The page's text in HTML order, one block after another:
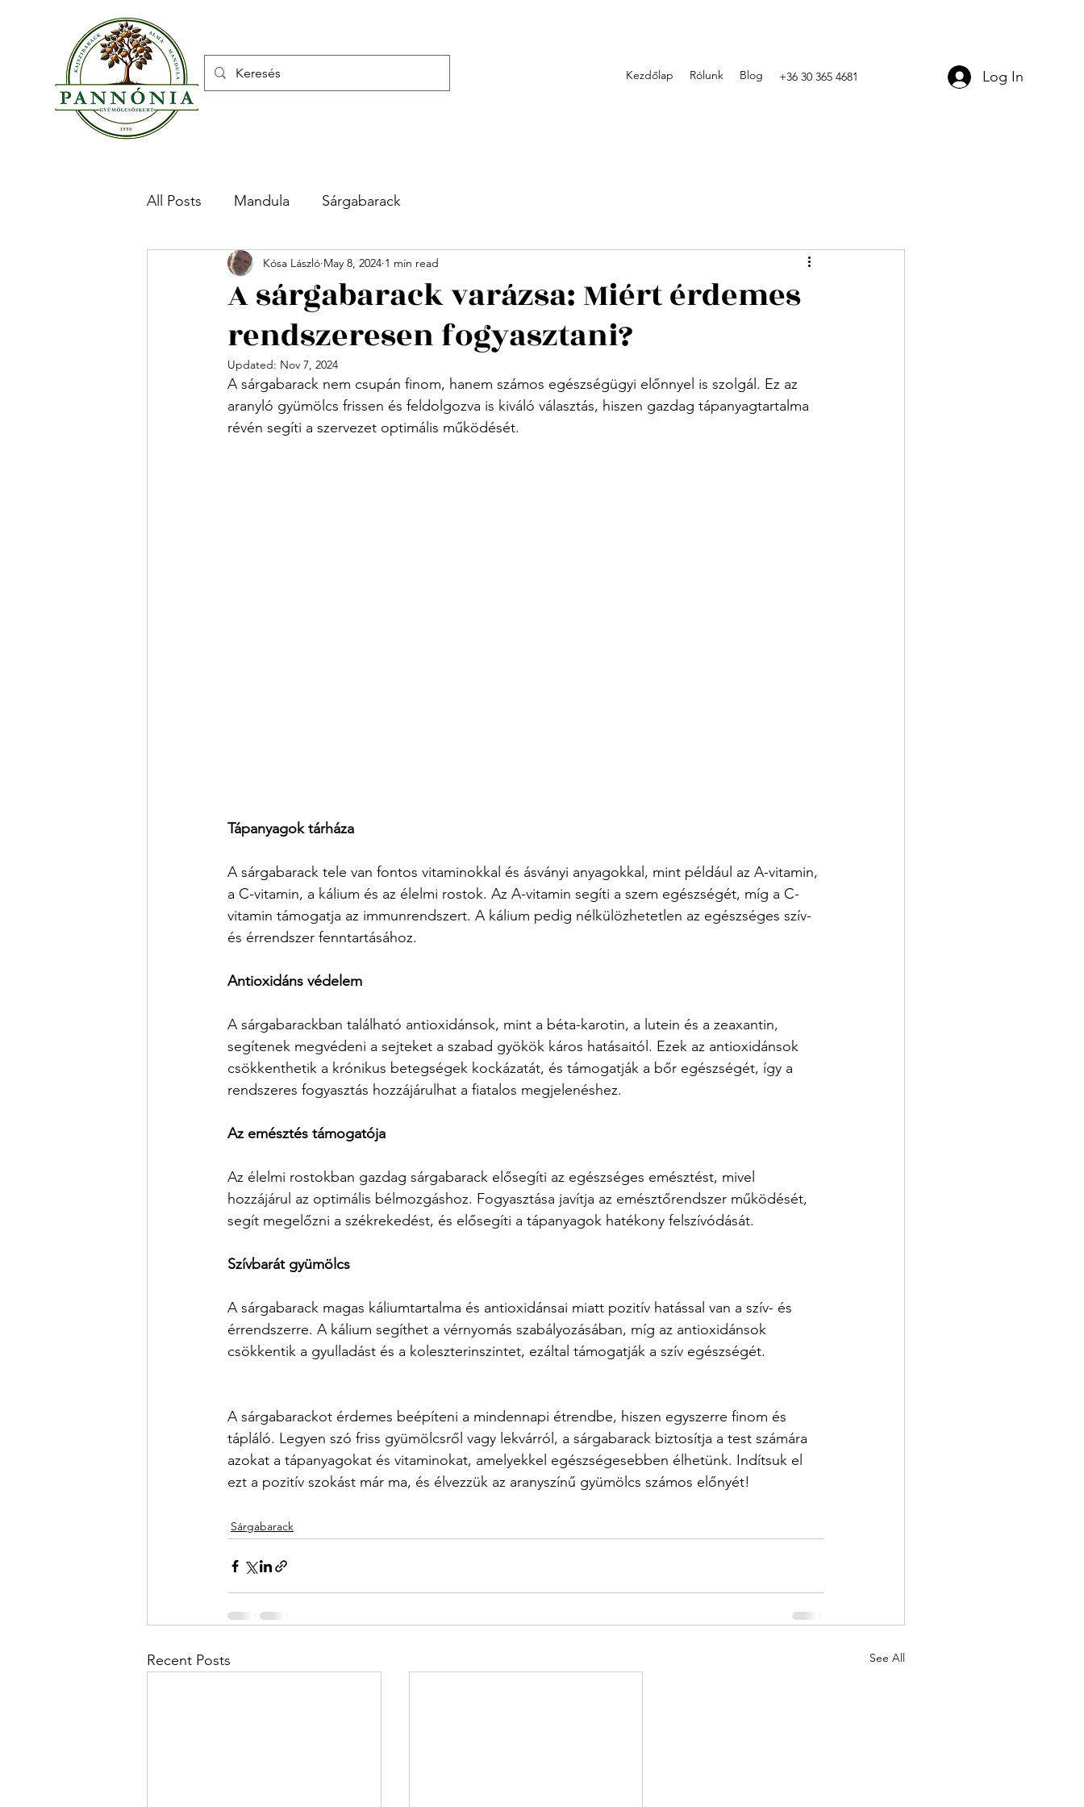
Kezdőlap Rólunk Blog Log In
+36 30 365 4681
All Posts Mandula Sárgabarack
A sárgabarack varázsa: Miért érdemes
rendszeresen fogyasztani?
Kósa László May 8, 2024 1 min read
Updated: Nov 7, 2024
A sárgabarack nem csupán finom, hanem számos egészségügyi előnnyel is szolgál. Ez az
aranyló gyümölcs frissen és feldolgozva is kiváló választás, hiszen gazdag tápanyagtartalma
révén segíti a szervezet optimális működését.
Tápanyagok tárháza
A sárgabarack tele van fontos vitaminokkal és ásványi anyagokkal, mint például az A-vitamin,
a C-vitamin, a kálium és az élelmi rostok. Az A-vitamin segíti a szem egészségét, míg a C-
vitamin támogatja az immunrendszert. A kálium pedig nélkülözhetetlen az egészséges szív-
és érrendszer fenntartásához.
Antioxidáns védelem
A sárgabarackban található antioxidánsok, mint a béta-karotin, a lutein és a zeaxantin,
segítenek megvédeni a sejteket a szabad gyökök káros hatásaitól. Ezek az antioxidánsok
csökkenthetik a krónikus betegségek kockázatát, és támogatják a bőr egészségét, így a
rendszeres fogyasztás hozzájárulhat a fiatalos megjelenéshez.
Az emésztés támogatója
Az élelmi rostokban gazdag sárgabarack elősegíti az egészséges emésztést, mivel
hozzájárul az optimális bélmozgáshoz. Fogyasztása javítja az emésztőrendszer működését,
segít megelőzni a székrekedést, és elősegíti a tápanyagok hatékony felszívódását.
Szívbarát gyümölcs
A sárgabarack magas káliumtartalma és antioxidánsai miatt pozitív hatással van a szív- és
érrendszerre. A kálium segíthet a vérnyomás szabályozásában, míg az antioxidánsok
csökkentik a gyulladást és a koleszterinszintet, ezáltal támogatják a szív egészségét.
A sárgabarackot érdemes beépíteni a mindennapi étrendbe, hiszen egyszerre finom és
tápláló. Legyen szó friss gyümölcsről vagy lekvárról, a sárgabarack biztosítja a test számára
azokat a tápanyagokat és vitaminokat, amelyekkel egészségesebben élhetünk. Indítsuk el
ezt a pozitív szokást már ma, és élvezzük az aranyszínű gyümölcs számos előnyét!
Sárgabarack
Recent Posts See All